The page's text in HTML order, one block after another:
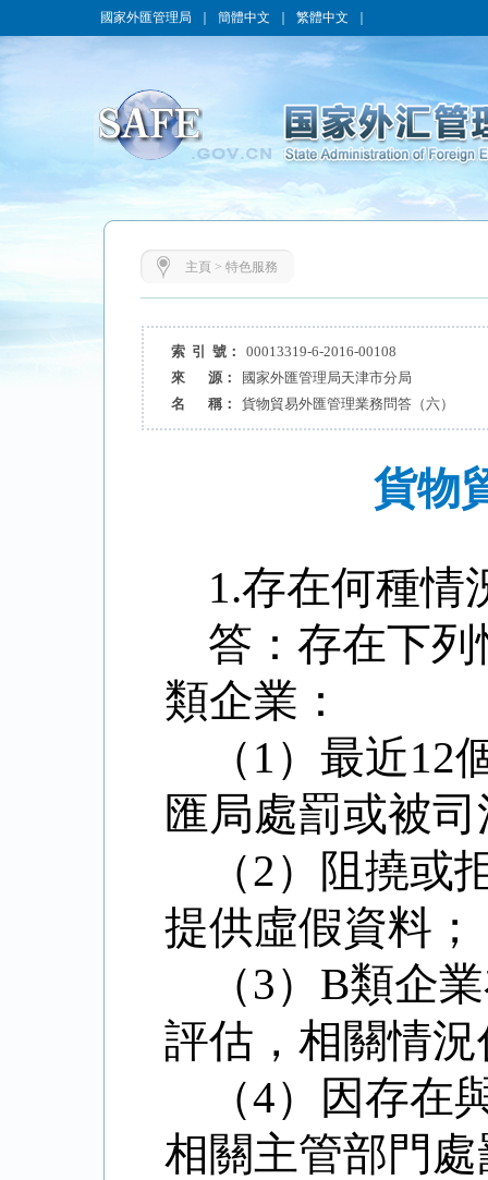
國家外匯管理局 簡體中文 繁體中文
主頁 > 特色服務
索 引 號：
00013319-6-2016-00108
來 源：
國家外匯管理局天津市分局
名 稱：
貨物貿易外匯管理業務問答（六）
貨物
1.存在何種情
答：存在下
類企業：
（1）最近12
匯局處罰或被
（2）阻撓或
提供虛假資料；
（3） B類企
評估，相關情
（4）因存在
相關主管部門